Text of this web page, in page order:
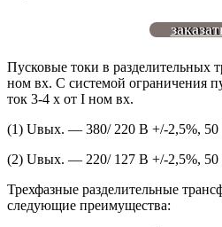
Пусковые токи в разделительных
ном вх. С системой ограничения
ток 3-4 х от I ном вх.
(1) Uвых. — 380/ 220 В +/-2,5%, 50
(2) Uвых. — 220/ 127 В +/-2,5%, 50
Трехфазные разделительные
следующие преимущества: